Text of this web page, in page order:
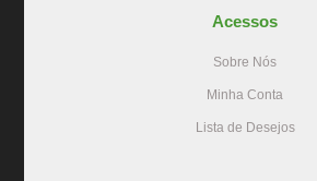
Acessos
Sobre Nós
Minha Conta
Lista de Desejos